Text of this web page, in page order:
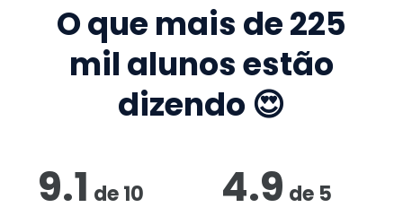
O que mais de225
mil alunos estão
dizendo 😍
9.1 de10 4.9 de 5